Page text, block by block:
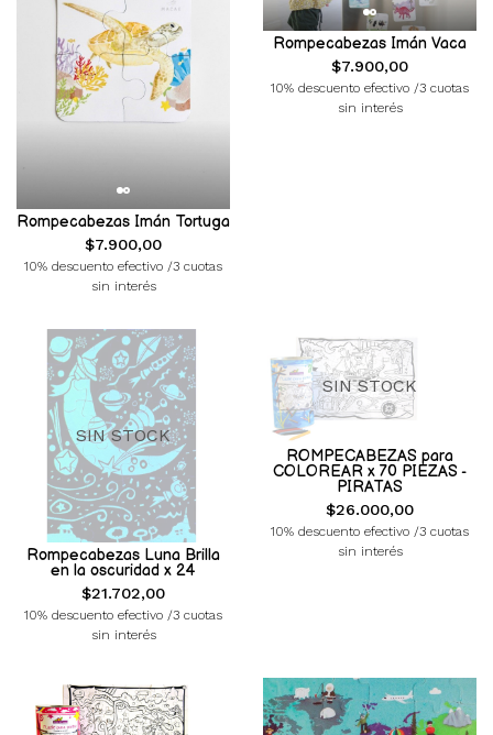
Rompecabezas Imán Tortuga
$7.900,00
10% descuento efectivo /3 cuotas
sin interés
Rompecabezas Imán Vaca
$7.900,00
10% descuento efectivo /3 cuotas
sin interés
SIN STOCK
Rompecabezas Luna Brilla
en la oscuridad x 24
$21.702,00
10% descuento efectivo /3 cuotas
sin interés
SIN STOCK
ROMPECABEZAS para
COLOREAR x 70 PIEZAS -
PIRATAS
$26.000,00
10% descuento efectivo /3 cuotas
sin interés